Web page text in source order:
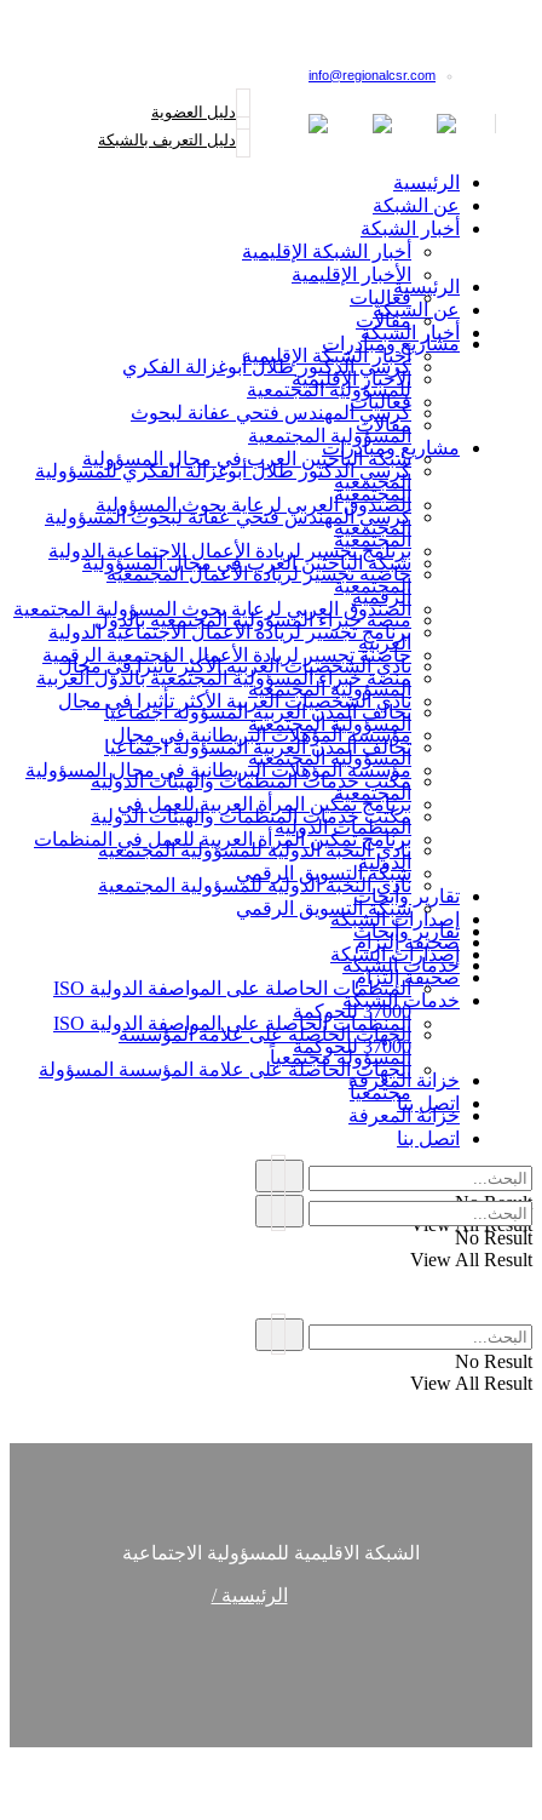
info@regionalcsr.com
دليل العضوية
دليل التعريف بالشبكة
الرئيسية
عن الشبكة
أخبار الشبكة
أخبار الشبكة الإقليمية
الأخبار الإقليمية
فعاليات
مقالات
مشاريع ومبادرات
كرسي الدكتور طلال أبوغزالة الفكري
للمسؤولية المجتمعية
كرسي المهندس فتحي عفانة لبحوث
المسؤولية المجتمعية
شبكة الباحثين العرب في مجال المسؤولية
المجتمعية
الصندوق العربي لرعاية بحوث المسؤولية
المجتمعية
برنامج تجسير لريادة الأعمال الاجتماعية الدولية
حاضنة تجسير لريادة الأعمال المجتمعية
الرقمية
منصة خبراء المسؤولية المجتمعية بالدول
العربية
نادي الشخصيات العربية الأكثر تأثيرا في مجال
المسؤولية المجتمعية
تحالف المدن العربية المسؤولة اجتماعيا
مؤسسة المؤهلات البريطانية في مجال
المسؤولية المجتمعية
مكتب خدمات المنظمات والهيئات الدولية
برنامج تمكين المرأة العربية للعمل في
المنظمات الدولية
نادي النخبة الدولية للمسؤولية المجتمعية
شبكة التسويق الرقمي
تقارير وأبحاث
إصدارات الشبكة
صحيفة إلتزام
خدمات الشبكة
المنظمات الحاصلة على المواصفة الدولية ISO
37000 للحوكمة
الجهات الحاصلة على علامة المؤسسة
المسؤولة مجتمعياً
خزانة المعرفة
اتصل بنا
No Result
View All Result
الرئيسية
عن الشبكة
أخبار الشبكة
أخبار الشبكة الإقليمية
الأخبار الإقليمية
فعاليات
مقالات
مشاريع ومبادرات
كرسي الدكتور طلال أبوغزالة الفكري للمسؤولية
المجتمعية
كرسي المهندس فتحي عفانة لبحوث المسؤولية
المجتمعية
شبكة الباحثين العرب في مجال المسؤولية
المجتمعية
الصندوق العربي لرعاية بحوث المسؤولية المجتمعية
برنامج تجسير لريادة الأعمال الاجتماعية الدولية
حاضنة تجسير لريادة الأعمال المجتمعية الرقمية
منصة خبراء المسؤولية المجتمعية بالدول العربية
نادي الشخصيات العربية الأكثر تأثيرا في مجال
المسؤولية المجتمعية
تحالف المدن العربية المسؤولة اجتماعيا
مؤسسة المؤهلات البريطانية في مجال المسؤولية
المجتمعية
مكتب خدمات المنظمات والهيئات الدولية
برنامج تمكين المرأة العربية للعمل في المنظمات
الدولية
نادي النخبة الدولية للمسؤولية المجتمعية
شبكة التسويق الرقمي
تقارير وأبحاث
إصدارات الشبكة
صحيفة إلتزام
خدمات الشبكة
المنظمات الحاصلة على المواصفة الدولية ISO
37000 للحوكمة
الجهات الحاصلة على علامة المؤسسة المسؤولة
مجتمعياً
خزانة المعرفة
اتصل بنا
No Result
View All Result
No Result
View All Result
الشبكة الاقليمية للمسؤولية الاجتماعية
الرئيسية /